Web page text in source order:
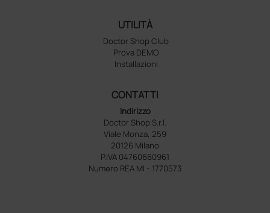
UTILITÀ
Doctor Shop Club
Prova DEMO
Installazioni
CONTATTI
Indirizzo
Doctor Shop S.r.l.
Viale Monza, 259
20126 Milano
P.IVA 04760660961
Numero REA MI - 1770573